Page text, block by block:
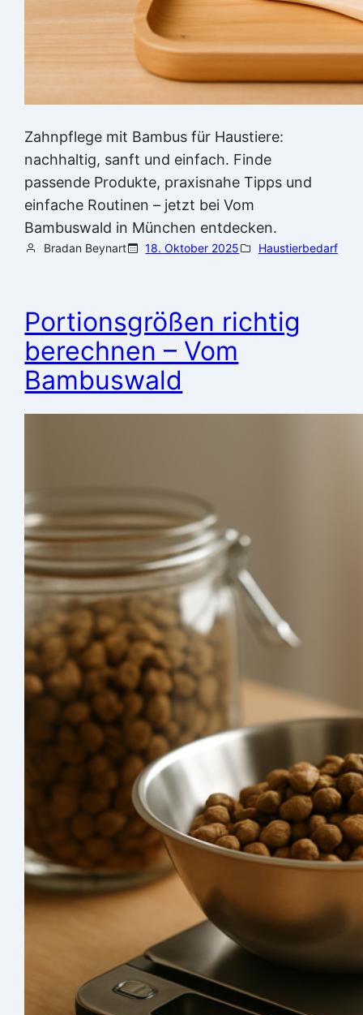
Zahnpflege mit Bambus für Haustiere:
nachhaltig, sanft und einfach. Finde
passende Produkte, praxisnahe Tipps und
einfache Routinen – jetzt bei Vom
Bambuswald in München entdecken.
Bradan Beynart 18. Oktober 2025 Haustierbedarf
Portionsgrößen richtig
berechnen – Vom
Bambuswald